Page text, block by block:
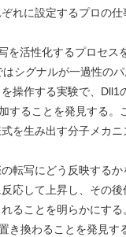
れに設定するプロの
を活性化するプロセ
シグナルが一過性の
操作する実験で、
することを発見する
を生み出す分子メカ
転写にどう反映する
応して上昇し、その
ることを明らかにす
き換わることを発見す